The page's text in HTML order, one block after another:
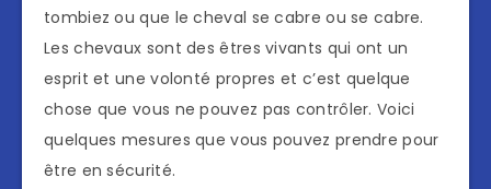
tombiez ou que le cheval se cabre ou se cabre.
Les chevaux sont des êtres vivants qui ont un
esprit et une volonté propres et c’est quelque
chose que vous ne pouvez pas contrôler. Voici
quelques mesures que vous pouvez prendre pour
être en sécurité.